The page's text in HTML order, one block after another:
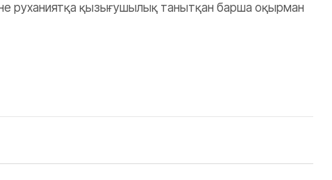
руханиятқа қызығушылық танытқан барша оқырман